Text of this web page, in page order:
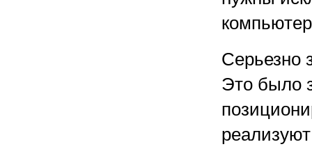
Серьезно
Это было
реализуют